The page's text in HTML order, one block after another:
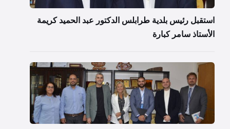
استقبل رئيس بلدية طرابلس الدكتور عبد الحميد كريمة
الأستاذ سامر كبارة